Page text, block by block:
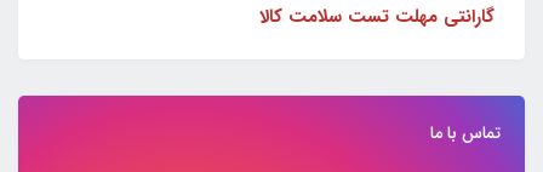
گارانتی مهلت تست سلامت کالا
تماس با ما